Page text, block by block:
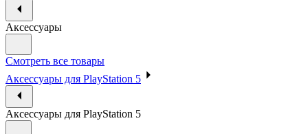
Аксессуары
Смотреть все товары
Аксессуары для PlayStation 5
Аксессуары для PlayStation 5